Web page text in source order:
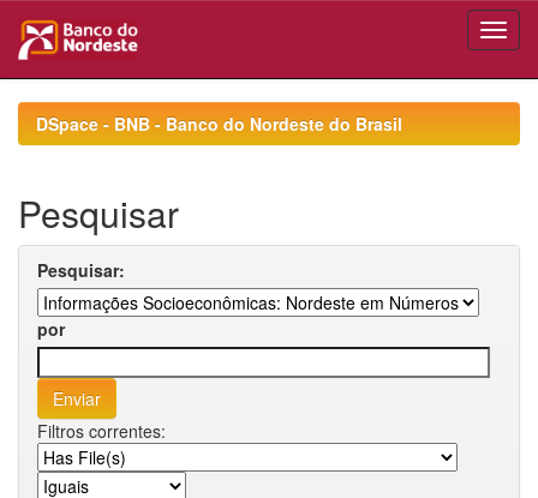
navigationDSpace - BNB - Banco do Nordeste do Brasil
Pesquisar
Pesquisar:
por
Filtros correntes: